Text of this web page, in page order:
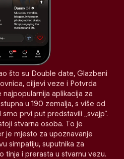
što su Double date, Glazbeni
ciljevi veze i Potvrda
aplikacija za
u 190 zemalja, s više od
prvi put predstavili „svajp“.
stvarna osoba. To je
je mjesto za upoznavanje
simpatiju, suputnika za
tinja i prerasta u stvarnu vezu.